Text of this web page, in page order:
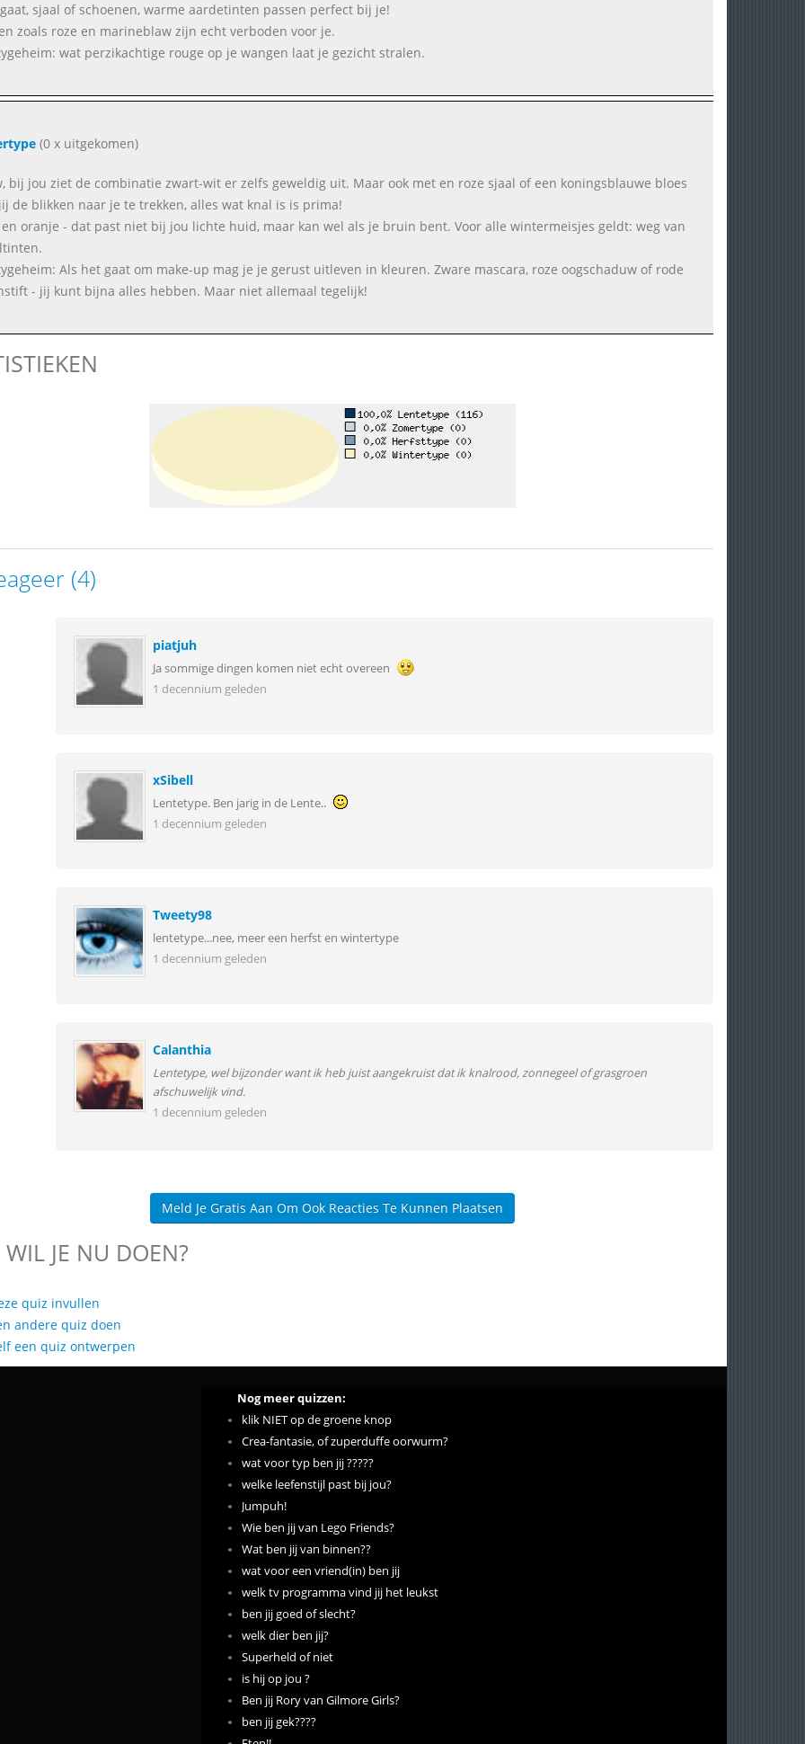
sjaal of schoenen, warme aardetinten passen perfect bij je!
zoals roze en marineblaw zijn echt verboden voor je.
wat perzikachtige rouge op je wangen laat je gezicht stralen.
(0 x uitgekomen)
bij jou ziet de combinatie zwart-wit er zelfs geweldig uit. Maar ook met en roze sjaal of een koningsblauwe bloes
de blikken naar je te trekken, alles wat knal is is prima!
oranje - dat past niet bij jou lichte huid, maar kan wel als je bruin bent. Voor alle wintermeisjes geldt: weg van
Als het gaat om make-up mag je je gerust uitleven in kleuren. Zware mascara, roze oogschaduw of rode
- jij kunt bijna alles hebben. Maar niet allemaal tegelijk!
(4)
piatjuh
Ja sommige dingen komen niet echt overeen
1 decennium geleden
xSibell
Lentetype. Ben jarig in de Lente..
1 decennium geleden
Tweety98
lentetype...nee, meer een herfst en wintertype
1 decennium geleden
Calanthia
Lentetype, wel bijzonder want ik heb juist aangekruist dat ik knalrood, zonnegeel of grasgroen
afschuwelijk vind.
1 decennium geleden
Meld Je Gratis Aan Om Ook Reacties Te Kunnen Plaatsen
JE NU DOEN?
quiz invullen
andere quiz doen
een quiz ontwerpen
Nog meer quizzen:
klik NIET op de groene knop
Crea-fantasie, of zuperduffe oorwurm?
wat voor typ ben jij ?????
welke leefenstijl past bij jou?
Jumpuh!
Wie ben jij van Lego Friends?
Wat ben jij van binnen??
wat voor een vriend(in) ben jij
welk tv programma vind jij het leukst
ben jij goed of slecht?
welk dier ben jij?
Superheld of niet
is hij op jou ?
Ben jij Rory van Gilmore Girls?
ben jij gek????